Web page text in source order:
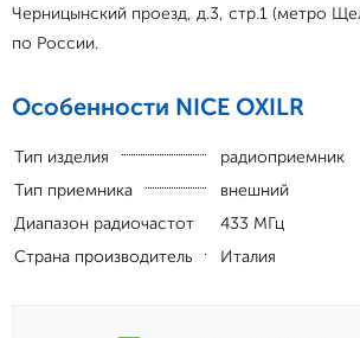
Черницынский проезд, д.3, стр.1 (метро
по России.
Особенности NICE OXILR
Тип изделия
радиоприемник
Тип приемника
внешний
Диапазон радиочастот
433 МГц
Страна производитель
Италия